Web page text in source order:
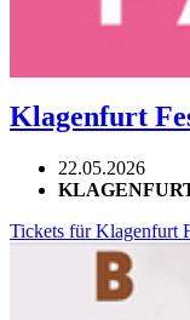
Klagenfurt
22.05.2026
Tickets für Klagenfurt